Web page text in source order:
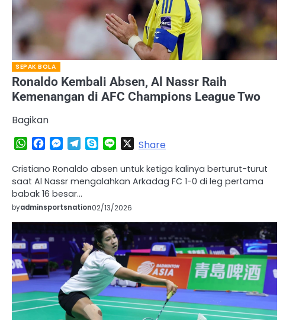
SEPAK BOLA
Ronaldo Kembali Absen, Al Nassr Raih
Kemenangan di AFC Champions League Two
Bagikan
WhatsApp
Facebook
Messenger
Telegram
SkypeLine XShare
Cristiano Ronaldo absen untuk ketiga kalinya berturut-turut
saat Al Nassr mengalahkan Arkadag FC 1-0 di leg pertama
babak 16 besar…
byadminsportsnation02/13/2026